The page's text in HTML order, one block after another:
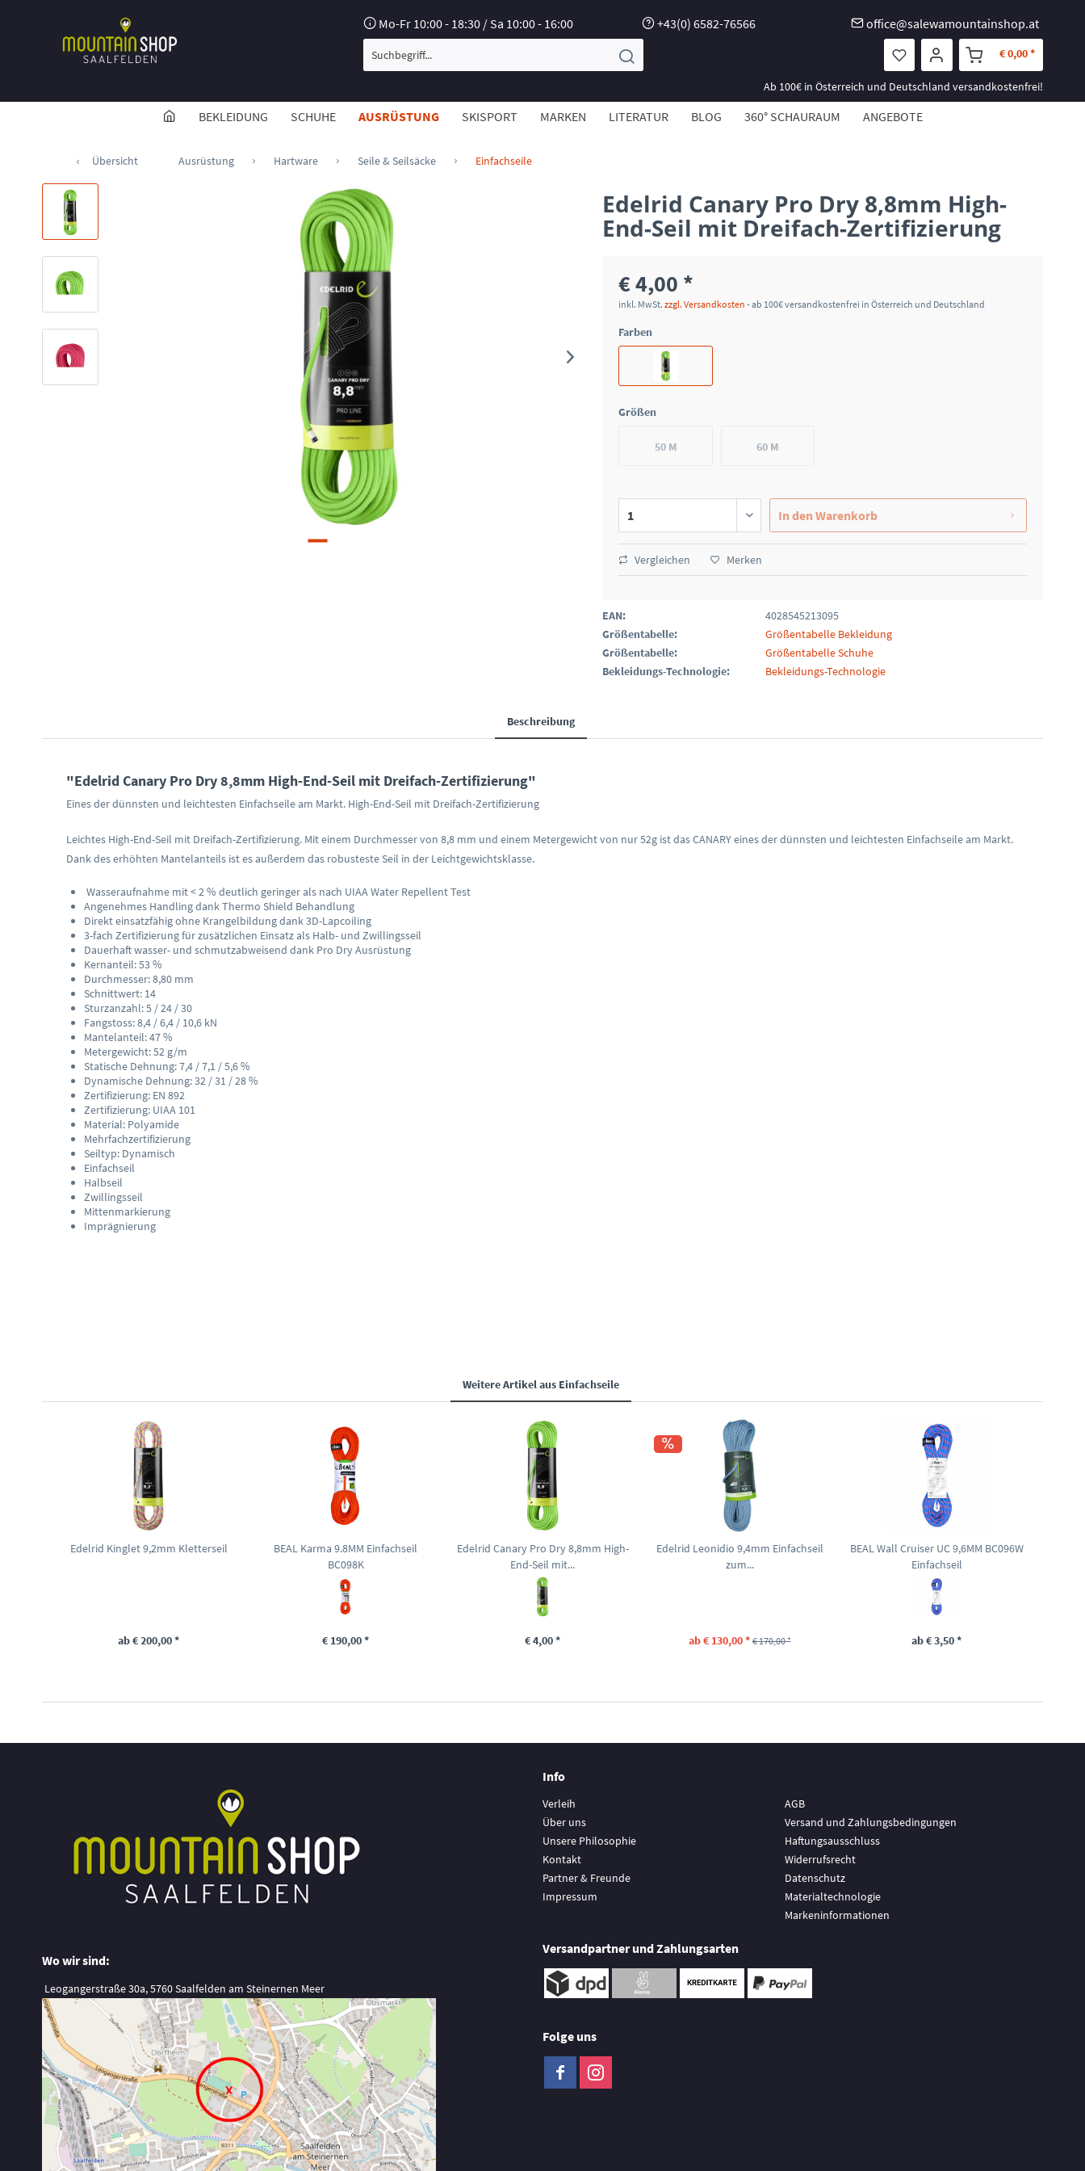
Mo-Fr 10:00 - 18:30 / Sa 10:00 - 16:00 +43(0) 6582-76566 office@salewamountainshop.at
€ 0,00 *
Ab 100€ in Österreich und Deutschland versandkostenfrei!
BEKLEIDUNG SCHUHE AUSRÜSTUNG SKISPORT MARKEN LITERATUR BLOG 360° SCHAURAUM ANGEBOTE
Übersicht Ausrüstung Hartware Seile & Seilsäcke Einfachseile
Edelrid Canary Pro Dry 8,8mm High-
End-Seil mit Dreifach-Zertifizierung
€ 4,00 *
inkl. MwSt.zzgl. Versandkosten - ab 100€ versandkostenfrei in Österreich und Deutschland
Farben
Größen
50 M 60 M
In den Warenkorb
Vergleichen Merken
EAN:
4028545213095
Größentabelle:
Größentabelle Bekleidung
Größentabelle:
Größentabelle Schuhe
Bekleidungs-Technologie:
Bekleidungs-Technologie
Beschreibung
"Edelrid Canary Pro Dry 8,8mm High-End-Seil mit Dreifach-Zertifizierung"
Eines der dünnsten und leichtesten Einfachseile am Markt. High-End-Seil mit Dreifach-Zertifizierung
Leichtes High-End-Seil mit Dreifach-Zertifizierung. Mit einem Durchmesser von 8,8 mm und einem Metergewicht von nur 52g ist das CANARY eines der dünnsten und leichtesten Einfachseile am Markt.
Dank des erhöhten Mantelanteils ist es außerdem das robusteste Seil in der Leichtgewichtsklasse.
Wasseraufnahme mit < 2 % deutlich geringer als nach UIAA Water Repellent Test
Angenehmes Handling dank Thermo Shield Behandlung
Direkt einsatzfähig ohne Krangelbildung dank 3D-Lapcoiling
3-fach Zertifizierung für zusätzlichen Einsatz als Halb- und Zwillingsseil
Dauerhaft wasser- und schmutzabweisend dank Pro Dry Ausrüstung
Kernanteil: 53 %
Durchmesser: 8,80 mm
Schnittwert: 14
Sturzanzahl: 5 / 24 / 30
Fangstoss: 8,4 / 6,4 / 10,6 kN
Mantelanteil: 47 %
Metergewicht: 52 g/m
Statische Dehnung: 7,4 / 7,1 / 5,6 %
Dynamische Dehnung: 32 / 31 / 28 %
Zertifizierung: EN 892
Zertifizierung: UIAA 101
Material: Polyamide
Mehrfachzertifizierung
Seiltyp: Dynamisch
Einfachseil
Halbseil
Zwillingsseil
Mittenmarkierung
Imprägnierung
Weitere Artikel aus Einfachseile
Edelrid Kinglet 9,2mm Kletterseil
ab € 200,00 *
BEAL Karma 9.8MM Einfachseil
BC098K
€ 190,00 *
Edelrid Canary Pro Dry 8,8mm High-
End-Seil mit...
€ 4,00 *
Edelrid Leonidio 9,4mm Einfachseil
zum...
ab € 130,00 * € 170,00 *
BEAL Wall Cruiser UC 9,6MM BC096W
Einfachseil
ab € 3,50 *
Wo wir sind:
Leogangerstraße 30a, 5760 Saalfelden am Steinernen Meer
Info
Verleih
Über uns
Unsere Philosophie
Kontakt
Partner & Freunde
Impressum
AGB
Versand und Zahlungsbedingungen
Haftungsausschluss
Widerrufsrecht
Datenschutz
Materialtechnologie
Markeninformationen
Versandpartner und Zahlungsarten
Folge uns